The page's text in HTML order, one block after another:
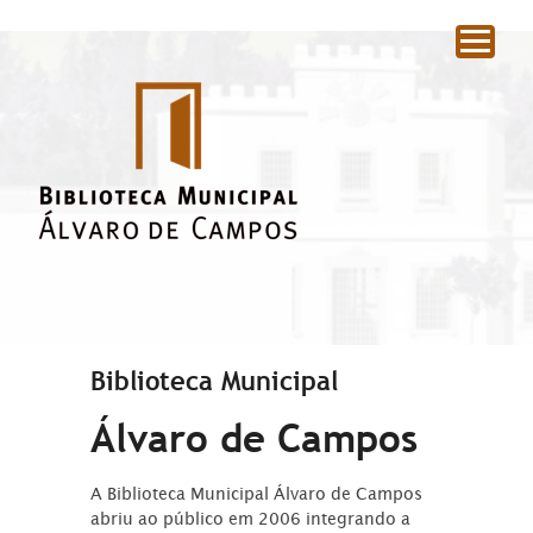
Biblioteca Municipal
Álvaro de Campos
A Biblioteca Municipal Álvaro de Campos
abriu ao público em 2006 integrando a